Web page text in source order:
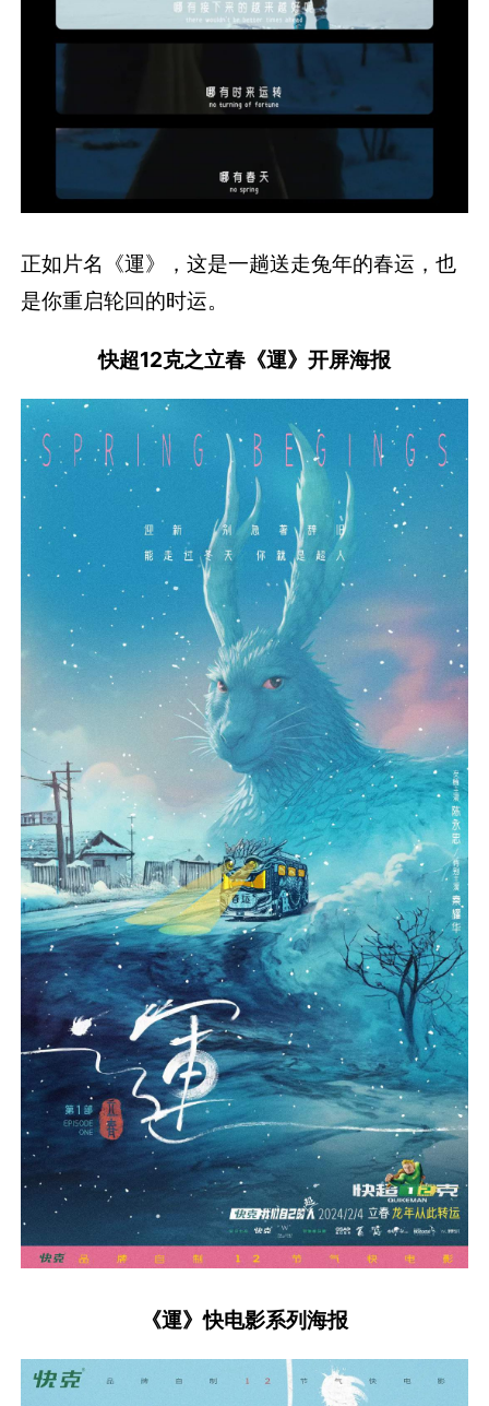
正如片名《運》，这是一趟送走兔年的春运，也
是你重启轮回的时运。
快超12克之立春《運》开屏海报
《運》快电影系列海报